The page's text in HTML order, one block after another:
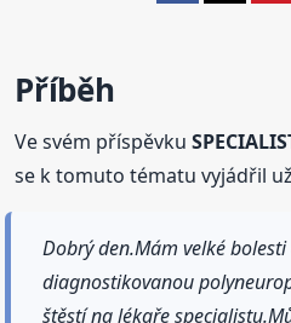
Příběh
Ve svém příspěvku
se k tomuto tématu vyjádřil
Dobrý den.Mám velké
diagnostikovanou
štěstí na lékaře